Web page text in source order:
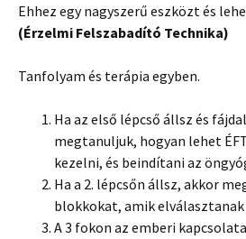
Ehhez egy nagyszerű eszközt és
(Érzelmi Felszabadító Technika)
Tanfolyam és terápia egyben.
Ha az első lépcső állsz és
megtanuljuk, hogyan lehet
kezelni, és beindítani az
Ha a 2. lépcsőn állsz, akkor
blokkokat, amik
A 3 fokon az emberi